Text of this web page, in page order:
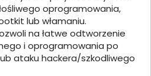
oprogramowania,
lub włamaniu.
na łatwe odtworzenie
i oprogramowania po
ataku hackera/szkodliwego